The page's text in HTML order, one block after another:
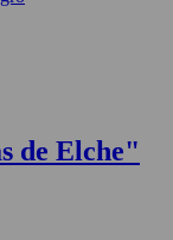
de Elche"